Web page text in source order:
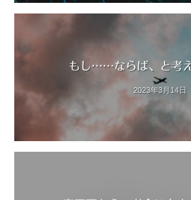
もし……ならば、と考
2023年3月14日